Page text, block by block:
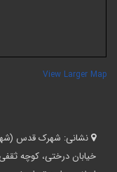
View Larger
نشانی:شهرک قدس (شهرک